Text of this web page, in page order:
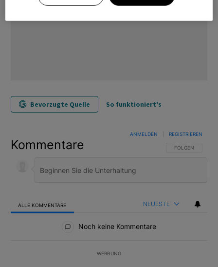
Bevorzugte Quelle So funktioniert's
Kommentare FOLGE DIESER
FOLGEN
ANMELDEN REGISTRIEREN
ALLE KOMMENTARE NEUESTE
Noch keine Kommentare
WERBUNG